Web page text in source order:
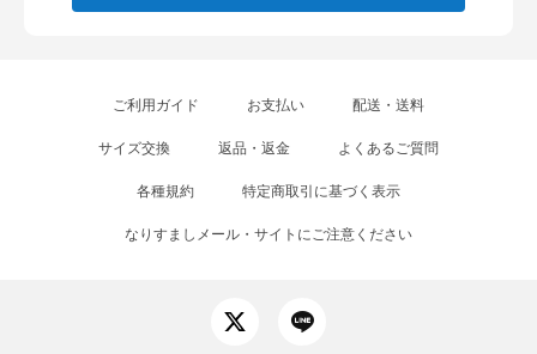
ご利用ガイド お支払い 配送・送料
サイズ交換 返品・返金 よくあるご質問
各種規約 特定商取引に基づく表示
なりすましメール・サイトにご注意ください